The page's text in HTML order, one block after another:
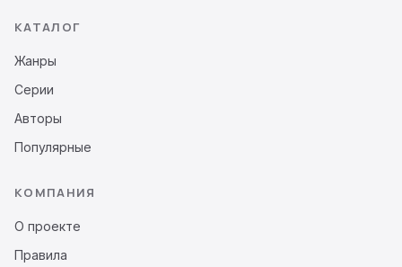
КАТАЛОГ
Жанры
Серии
Авторы
Популярные
КОМПАНИЯ
О проекте
Правила